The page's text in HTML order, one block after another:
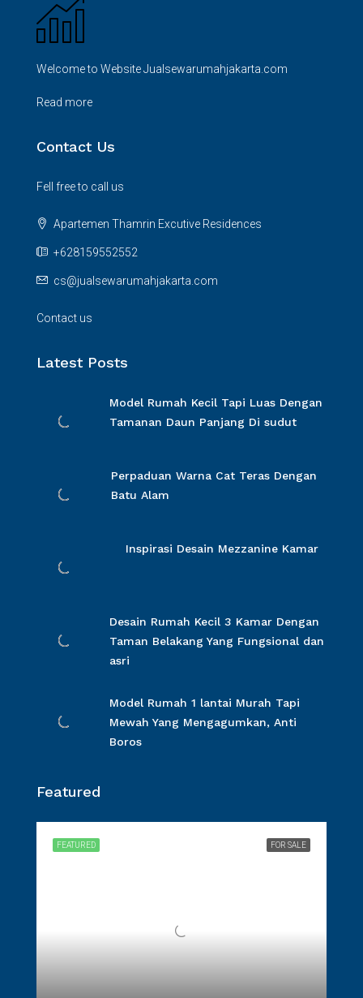
Welcome to Website Jualsewarumahjakarta.com
Read more
Contact Us
Fell free to call us
Apartemen Thamrin Excutive Residences
+628159552552
cs@jualsewarumahjakarta.com
Contact us
Latest Posts
Model Rumah Kecil Tapi Luas Dengan
Tamanan Daun Panjang Di sudut
Perpaduan Warna Cat Teras Dengan
Batu Alam
Inspirasi Desain Mezzanine Kamar
Desain Rumah Kecil 3 Kamar Dengan
Taman Belakang Yang Fungsional dan
asri
Model Rumah 1 lantai Murah Tapi
Mewah Yang Mengagumkan, Anti
Boros
Featured
FOR SALE
FEATURED